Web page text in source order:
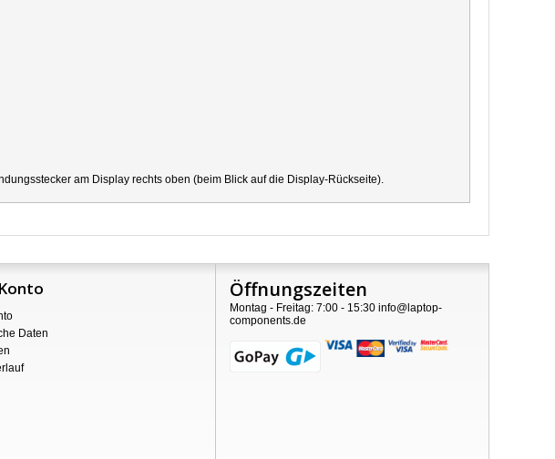
am Display rechts oben (beim Blick auf die Display-Rückseite).
Daten
Öffnungszeiten
Montag - Freitag: 7:00 - 15:30 info@laptop-
components.de